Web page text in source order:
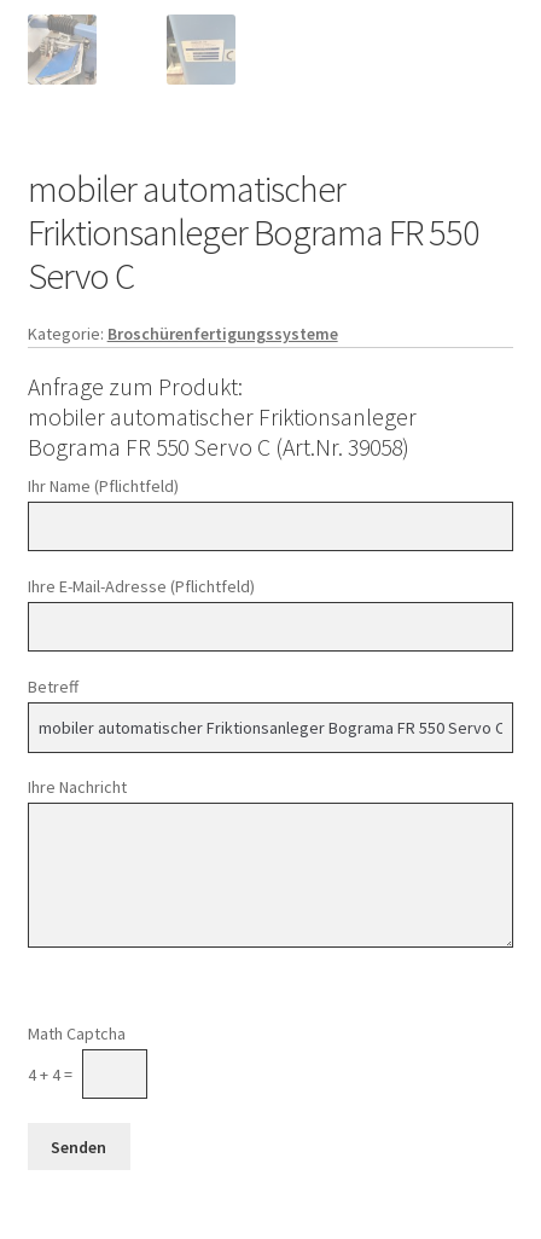
mobiler automatischer
Friktionsanleger Bograma FR 550
Servo C
Kategorie: Broschürenfertigungssysteme
Anfrage zum Produkt:
mobiler automatischer Friktionsanleger
Bograma FR 550 Servo C (Art.Nr. 39058)
Ihr Name (Pflichtfeld)
Ihre E-Mail-Adresse (Pflichtfeld)
Betreff
Ihre Nachricht
Math Captcha
4 + 4 =